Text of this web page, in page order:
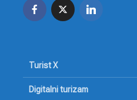
Turist X
Digitalni turizam